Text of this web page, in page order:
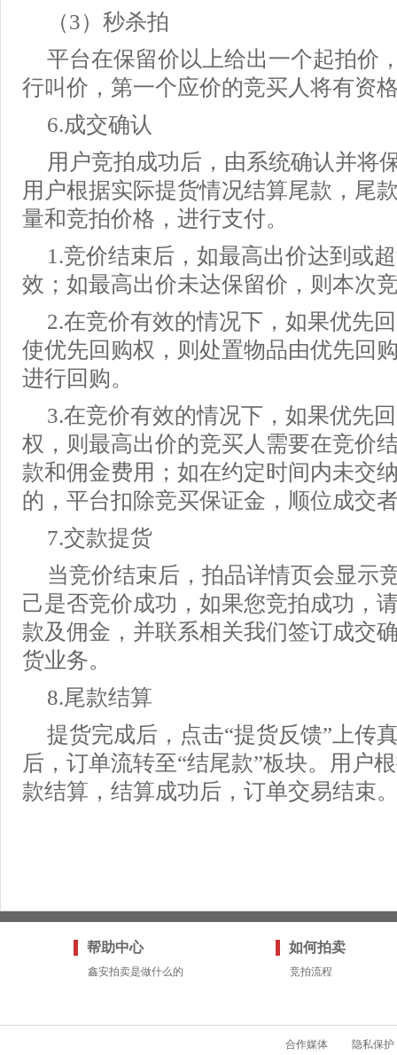
（3）秒杀拍
平台在保留价以上给出一个起拍价
行叫价，第一个应价的竞买人将有资
6.成交确认
用户竞拍成功后，由系统确认并将
用户根据实际提货情况结算尾款，尾
量和竞拍价格，进行支付。
1.竞价结束后，如最高出价达到或
效；如最高出价未达保留价，则本次
2.在竞价有效的情况下，如果优先
使优先回购权，则处置物品由优先回
进行回购。
3.在竞价有效的情况下，如果优先
权，则最高出价的竞买人需要在竞价
款和佣金费用；如在约定时间内未交
的，平台扣除竞买保证金，顺位成交
7.交款提货
当竞价结束后，拍品详情页会显示
己是否竞价成功，如果您竞拍成功，
款及佣金，并联系相关我们签订成交
货业务。
8.尾款结算
提货完成后，点击“提货反馈”上传
后，订单流转至“结尾款”板块。用户
款结算，结算成功后，订单交易结束
帮助中心
鑫安拍卖是做什么的
如何拍卖
竞拍流程
合作媒体 隐私保护